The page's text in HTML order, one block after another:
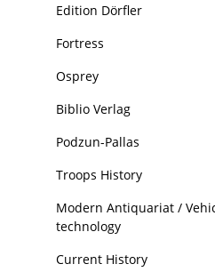
Edition Dörfler
Fortress
Osprey
Biblio Verlag
Podzun-Pallas
Troops History
Modern Antiquariat /
technology
Current History